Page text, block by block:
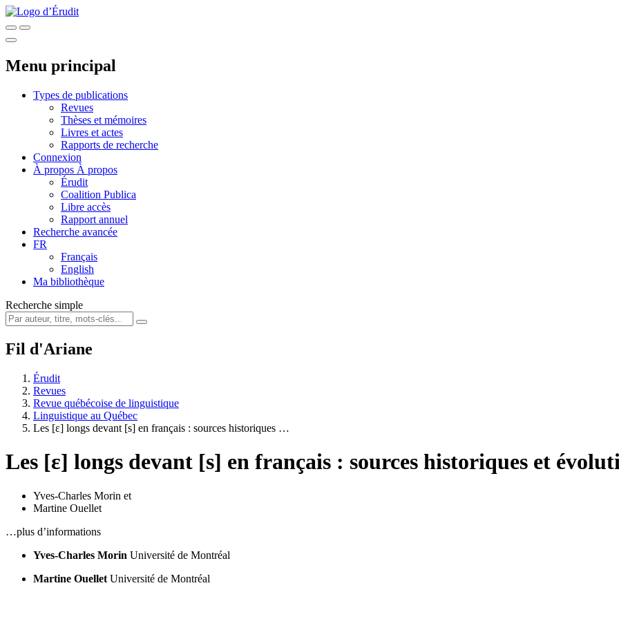
Menu principal
Types de publications
Revues
Thèses et mémoires
Livres et actes
Rapports de recherche
Connexion
À propos À propos
Érudit
Coalition Publica
Libre accès
Rapport annuel
Recherche avancée
FR
Français
English
Ma bibliothèque
Recherche simple
Fil d'Ariane
Érudit
Revues
Revue québécoise de linguistique
Linguistique au Québec
Les [ε] longs devant [s] en français : sources historiques …
Les [ε] longs devant [s] en français : sources historiques et
Yves-Charles Morin et
Martine Ouellet
…plus d’informations
Yves-Charles Morin Université de Montréal
Martine Ouellet Université de Montréal